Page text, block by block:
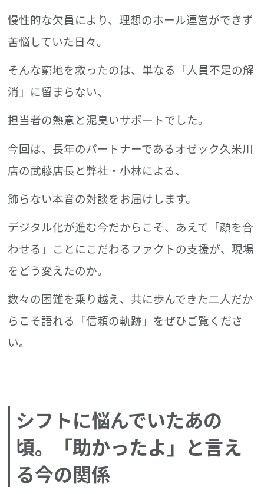
慢性的な欠員により、理想のホール運営ができず
苦悩していた日々。
そんな窮地を救ったのは、単なる「人員不足の解
消」に留まらない、
担当者の熱意と泥臭いサポートでした。
今回は、長年のパートナーであるオゼック久米川
店の武藤店長と弊社・小林による、
飾らない本音の対談をお届けします。
デジタル化が進む今だからこそ、あえて「顔を合
わせる」ことにこだわるファクトの支援が、現場
をどう変えたのか。
数々の困難を乗り越え、共に歩んできた二人だか
らこそ語れる 「信頼の軌跡」をぜひご覧くださ
い。
シフトに悩んでいたあの
頃。「助かったよ」と言え
る今の関係